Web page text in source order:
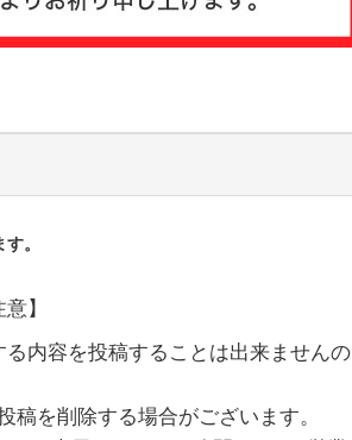
。
】
内容を投稿することは出来ませんの
稿を削除する場合がございます。